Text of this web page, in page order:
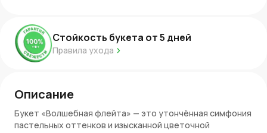
Стойкость букета от5 дней
Правила ухода
Описание
Букет «Волшебная флейта» — это утончённая симфония
пастельных оттенков и изысканной цветочной